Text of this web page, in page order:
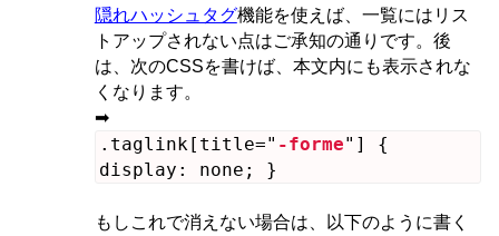
隠れハッシュタグ機能を使えば、一覧にはリス
トアップされない点はご承知の通りです。後
は、次のCSSを書けば、本文内にも表示されな
くなります。
➡
.taglink[title=" -forme"] {
display: none; }
もしこれで消えない場合は、以下のように書く